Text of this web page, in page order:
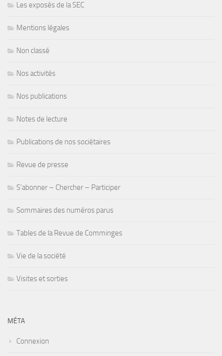
Les exposés de la SEC
Mentions légales
Non classé
Nos activités
Nos publications
Notes de lecture
Publications de nos sociétaires
Revue de presse
S'abonner – Chercher – Participer
Sommaires des numéros parus
Tables de la Revue de Comminges
Vie de la société
Visites et sorties
MÉTA
Connexion